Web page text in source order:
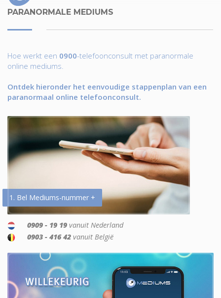
PARANORMALE MEDIUMS
Hoe werkt een 0900-telefoonconsult met paranormale
online mediums.
Ontdek hieronder het eenvoudige stappenplan van een
paranormaal online telefoonconsult.
1. Bel Mediums-nummer +
0909 - 19 19 vanuit Nederland
0903 - 416 42 vanuit België